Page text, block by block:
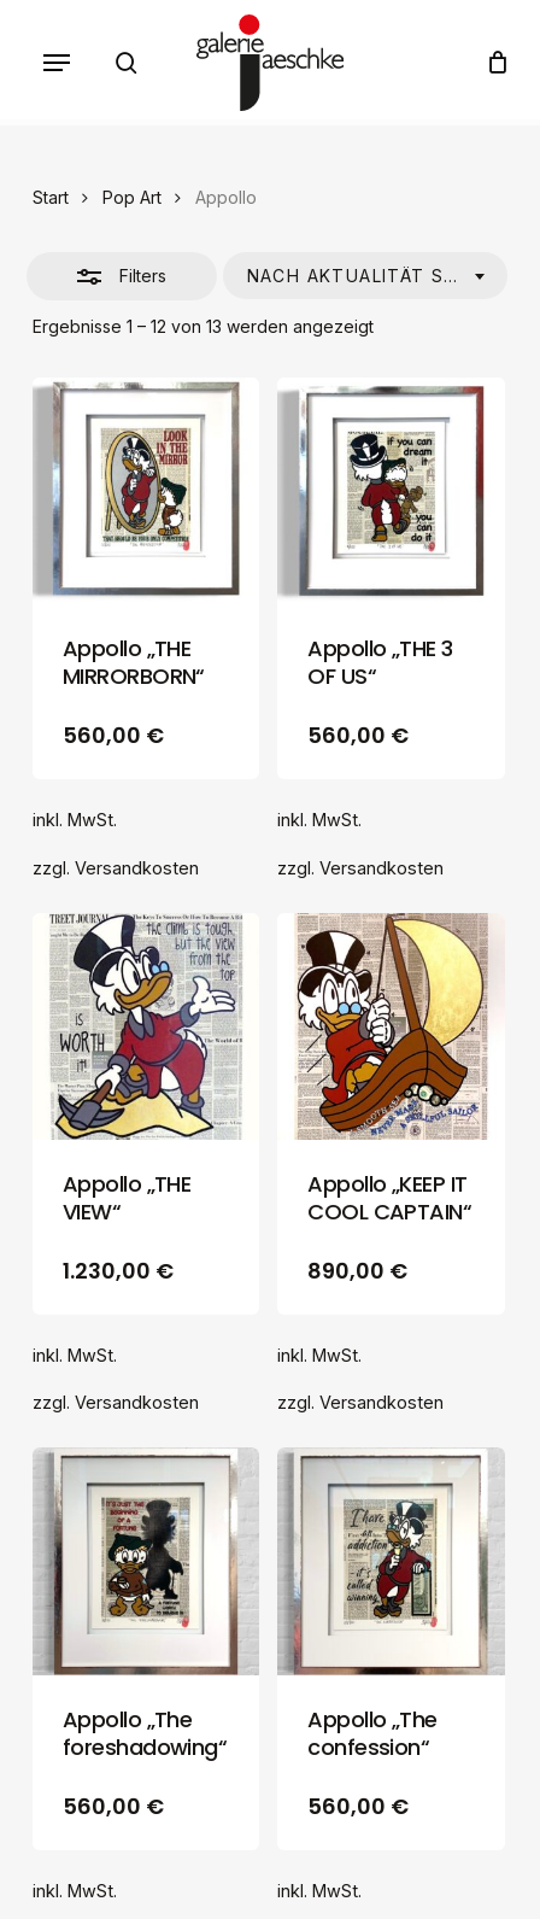
search
Menu Cart Close
Es befinden sich
keine Produkte im
Start Pop Art Appollo
Filters
Ergebnisse 1 – 12 von 13 werden angezeigtNach
NACH AKTUALITÄT SORTIEREN
Close
Appollo „THE
MIRRORBORN“
560,00 €
inkl. MwSt.
zzgl. Versandkosten
Appollo „THE 3
OF US“
560,00 €
inkl. MwSt.
zzgl.Versandkosten
Appollo „THE
VIEW“
1.230,00 €
inkl. MwSt.
zzgl. Versandkosten
Appollo „KEEP IT
COOL CAPTAIN“
890,00 €
inkl. MwSt.
zzgl.Versandkosten
Appollo „The
foreshadowing“
560,00 €
inkl. MwSt.
Appollo „The
confession“
560,00 €
inkl. MwSt.